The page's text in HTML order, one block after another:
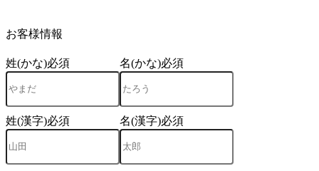
お客様情報
姓(かな)必須 名(かな)必須
姓(漢字)必須 名(漢字)必須